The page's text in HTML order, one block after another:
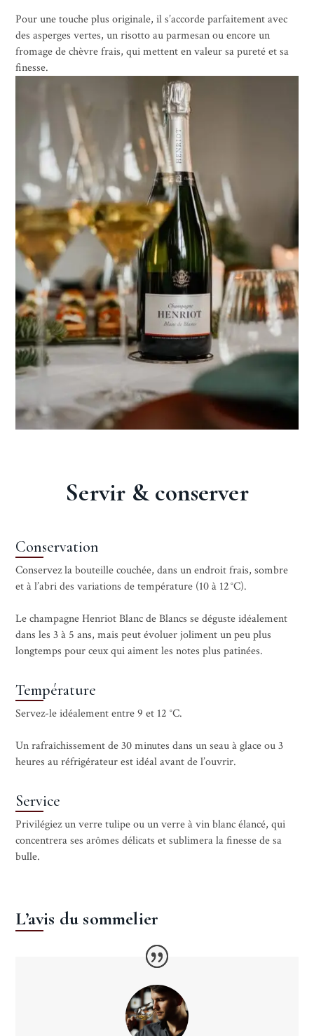
Pour une touche plus originale, il s’accorde parfaitement avec
des asperges vertes, un risotto au parmesan ou encore un
fromage de chèvre frais, qui mettent en valeur sa pureté et sa
finesse.
Servir & conserver
Conservation
Conservez la bouteille couchée, dans un endroit frais, sombre
et à l’abri des variations de température (10 à 12 °C).
Le champagne Henriot Blanc de Blancs se déguste idéalement
dans les 3 à 5 ans, mais peut évoluer joliment un peu plus
longtemps pour ceux qui aiment les notes plus patinées.
Température
Servez-le idéalement entre 9 et 12 °C.
Un rafraîchissement de 30 minutes dans un seau à glace ou 3
heures au réfrigérateur est idéal avant de l’ouvrir.
Service
Privilégiez un verre tulipe ou un verre à vin blanc élancé, qui
concentrera ses arômes délicats et sublimera la finesse de sa
bulle.
L’avis du sommelier